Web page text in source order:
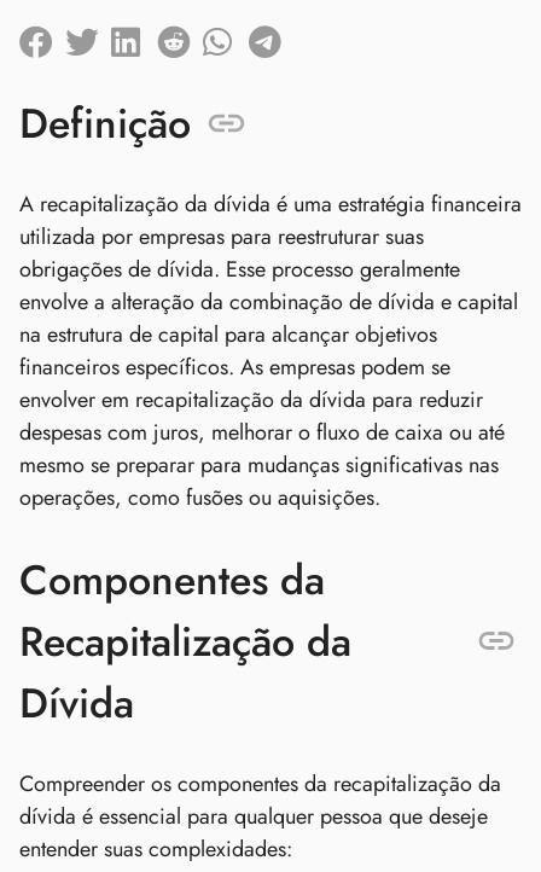
Definição
A recapitalização da dívida é uma estratégia financeira
utilizada por empresas para reestruturar suas
obrigações de dívida. Esse processo geralmente
envolve a alteração da combinação de dívida e capital
na estrutura de capital para alcançar objetivos
financeiros específicos. As empresas podem se
envolver em recapitalização da dívida para reduzir
despesas com juros, melhorar o fluxo de caixa ou até
mesmo se preparar para mudanças significativas nas
operações, como fusões ou aquisições.
Componentes da
Recapitalização da
Dívida
Compreender os componentes da recapitalização da
dívida é essencial para qualquer pessoa que deseje
entender suas complexidades: